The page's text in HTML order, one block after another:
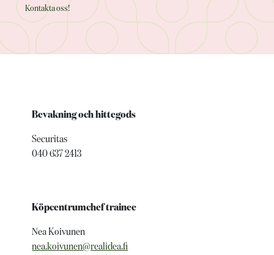
Kontakta oss!
Bevakning och hittegods
Securitas
040 637 2413
Köpcentrumchef trainee
Nea Koivunen
nea.koivunen@realidea.fi